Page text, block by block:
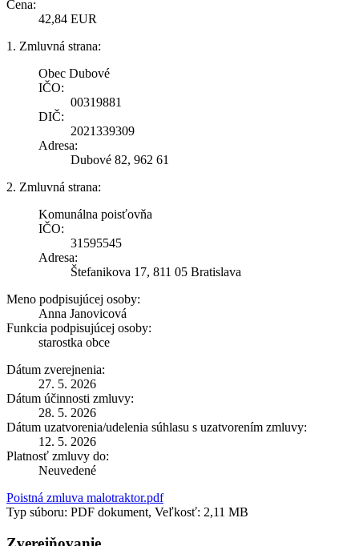
Cena:
42,84 EUR
1. Zmluvná strana:
Obec Dubové
IČO:
00319881
DIČ:
2021339309
Adresa:
Dubové 82, 962 61
2. Zmluvná strana:
Komunálna poisťovňa
IČO:
31595545
Adresa:
Štefanikova 17, 811 05 Bratislava
Meno podpisujúcej osoby:
Anna Janovicová
Funkcia podpisujúcej osoby:
starostka obce
Dátum zverejnenia:
27. 5. 2026
Dátum účinnosti zmluvy:
28. 5. 2026
Dátum uzatvorenia/udelenia súhlasu s uzatvorením zmluvy:
12. 5. 2026
Platnosť zmluvy do:
Neuvedené
Poistná zmluva malotraktor.pdf
Typ súboru: PDF dokument, Veľkosť: 2,11 MB